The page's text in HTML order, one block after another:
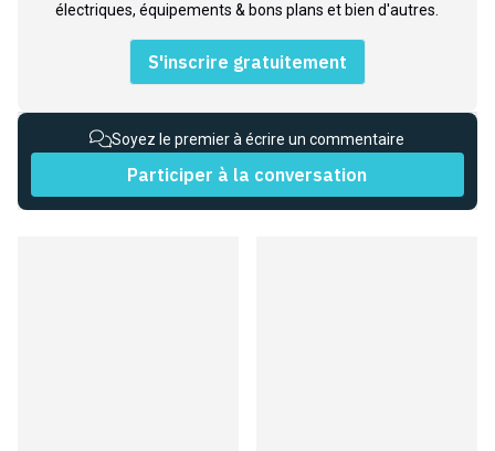
électriques, équipements & bons plans et bien d'autres.
S'inscrire gratuitement
Soyez le premier à écrire un commentaire
Participer à la conversation